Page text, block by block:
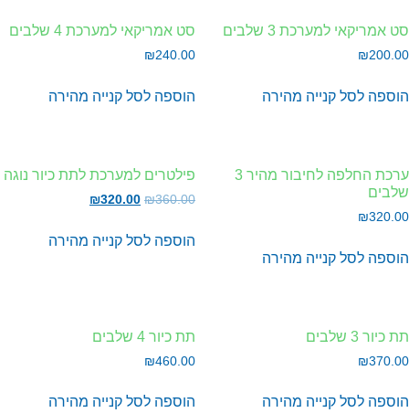
אמריקאי למערכת 3 שלבים
₪
לסל קנייה מהירה
סט אמריקאי למערכת 4 שלבים
₪240.00
הוספה לסל קנייה מהירה
ערכת החלפה לחיבור מהיר 3
₪
לסל קנייה מהירה
פילטרים למערכת לתת כיור נוגה
₪360.00
₪320.00
הוספה לסל קנייה מהירה
3 שלבים
₪
לסל קנייה מהירה
תת כיור 4 שלבים
₪460.00
הוספה לסל קנייה מהירה